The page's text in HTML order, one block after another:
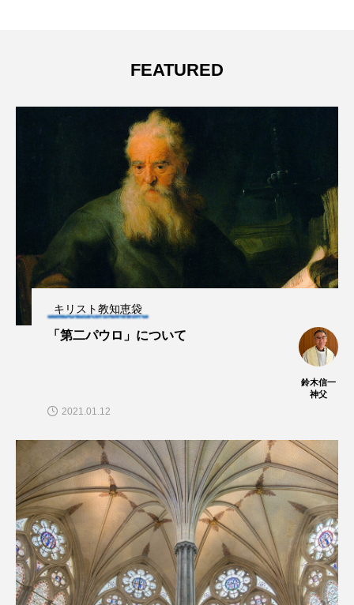
FEATURED
キリスト教知恵袋
「第二パウロ」について
鈴木信一
神父
2021.01.12